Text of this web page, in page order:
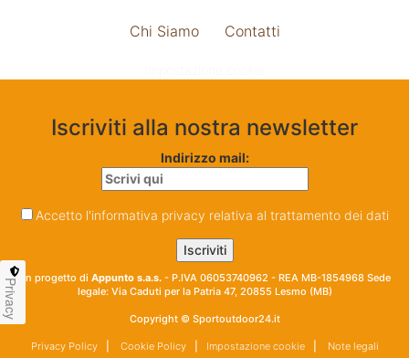
Chi Siamo Contatti
Iscriviti alla nostra newsletter
Indirizzo mail:
Accetto l'informativa privacy relativa al trattamento dei dati
Un progetto di Appunto s.a.s. - P.IVA 06053740962 - REA MB-1854968 Sede
legale: Via Caduti per la Patria 47, 20855 Lesmo (MB)
Copyright © Sportoutdoor24.it
Privacy Policy| Cookie Policy| Impostazione cookie| Note legali
Privacy